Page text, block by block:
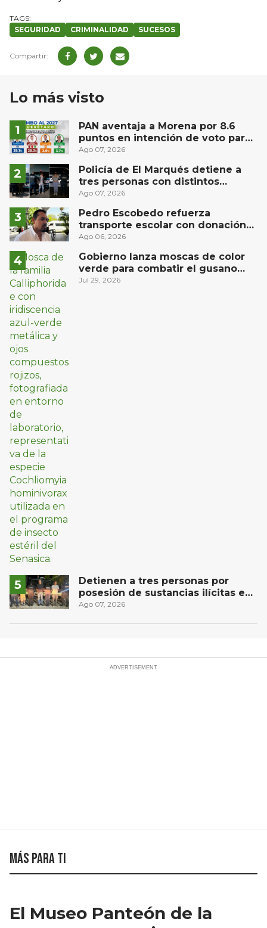
SEGURIDAD CRIMINALIDAD SUCESOS
Lo más visto
PAN aventaja a Morena por 8.6
puntos en intención de voto para
gubernatura de Querétaro, según
Ago 07, 2026
Policía de El Marqués detiene a
tres personas con distintos
narcóticos
Ago 07, 2026
Pedro Escobedo refuerza
transporte escolar con donación
de camión de Flecha Amarilla para
Ago 06, 2026
Gobierno lanza moscas de color
verde para combatir el gusano
barrenador: no las mates
Jul 29, 2026
Detienen a tres personas por
posesión de sustancias ilícitas en
Huimilpan
Ago 07, 2026
Más para ti
El Museo Panteón de la